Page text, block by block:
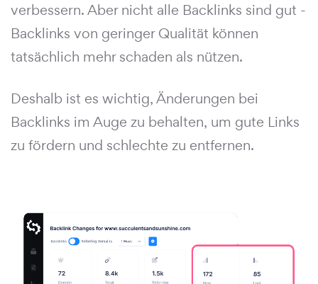
verbessern. Aber nicht alle Backlinks sind gut -
Backlinks von geringer Qualität können
tatsächlich mehr schaden als nützen.
Deshalb ist es wichtig, Änderungen bei
Backlinks im Auge zu behalten, um gute Links
zu fördern und schlechte zu entfernen.